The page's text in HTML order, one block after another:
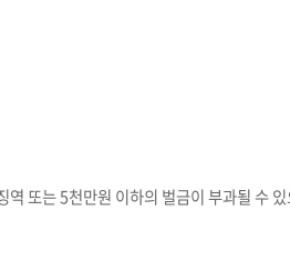
또는 5천만원 이하의 벌금이 부과될 수